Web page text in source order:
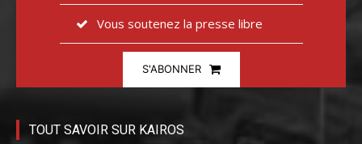
Vous soutenez la presse libre
S'ABONNER
TOUT SAVOIR SUR KAIROS